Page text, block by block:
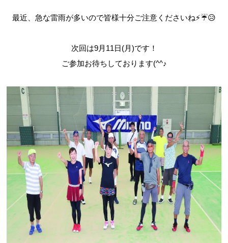
最近、急な雷雨が多いので皆様十分ご注意くださいね⚡☔😥
次回は9月11日(月)です！
ご参加お待ちしております(^^♪